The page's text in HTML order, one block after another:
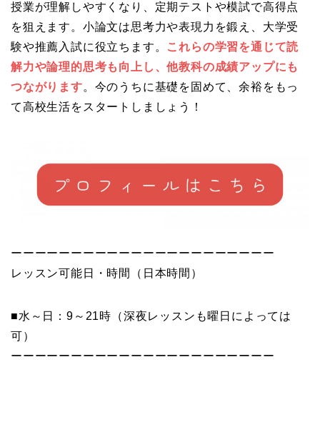
授業が理解しやすくなり、定期テストや模試で高得点
を狙えます。小論文は思考力や表現力を鍛え、 大学受
験や推薦入試に役立ちます。 これらの学習を通じて読
解力や論理的思考も向上し、他教科の成績アップにも
つながります。今のうちに基礎を固めて、余裕をもっ
て高校生活をスタートしましょう！
ーーーーーーーーーーーーーーーーーーーーーー
レッスン可能日・時間（日本時間）
■水～日：9～21時（深夜レッスンも曜日によっては
可）
ーーーーーーーーーーーーーーーーーーーーーー